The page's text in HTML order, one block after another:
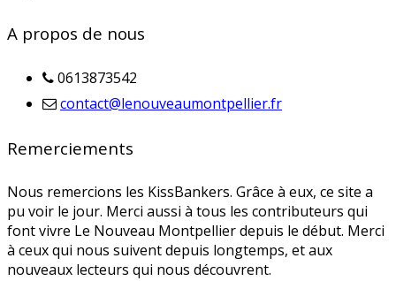
A propos de nous
0613873542
contact@lenouveaumontpellier.fr
Remerciements
Nous remercions les KissBankers. Grâce à eux, ce site a
pu voir le jour. Merci aussi à tous les contributeurs qui
font vivre Le Nouveau Montpellier depuis le début. Merci
à ceux qui nous suivent depuis longtemps, et aux
nouveaux lecteurs qui nous découvrent.